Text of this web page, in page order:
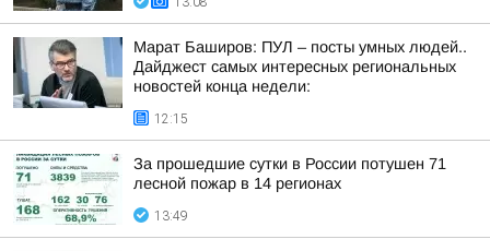
Марат Баширов: ПУЛ – посты умных людей..
Дайджест самых интересных региональных
новостей конца недели:
12:15
За прошедшие сутки в России потушен 71
лесной пожар в 14 регионах
13:49